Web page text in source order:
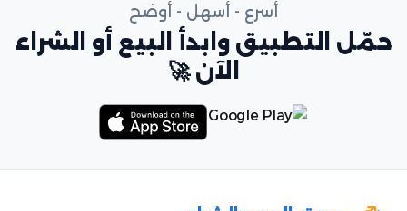
أسرع - أسهل - أوضح
حمّل التطبيق وابدأ البيع أو الشراء
الآن 🚀